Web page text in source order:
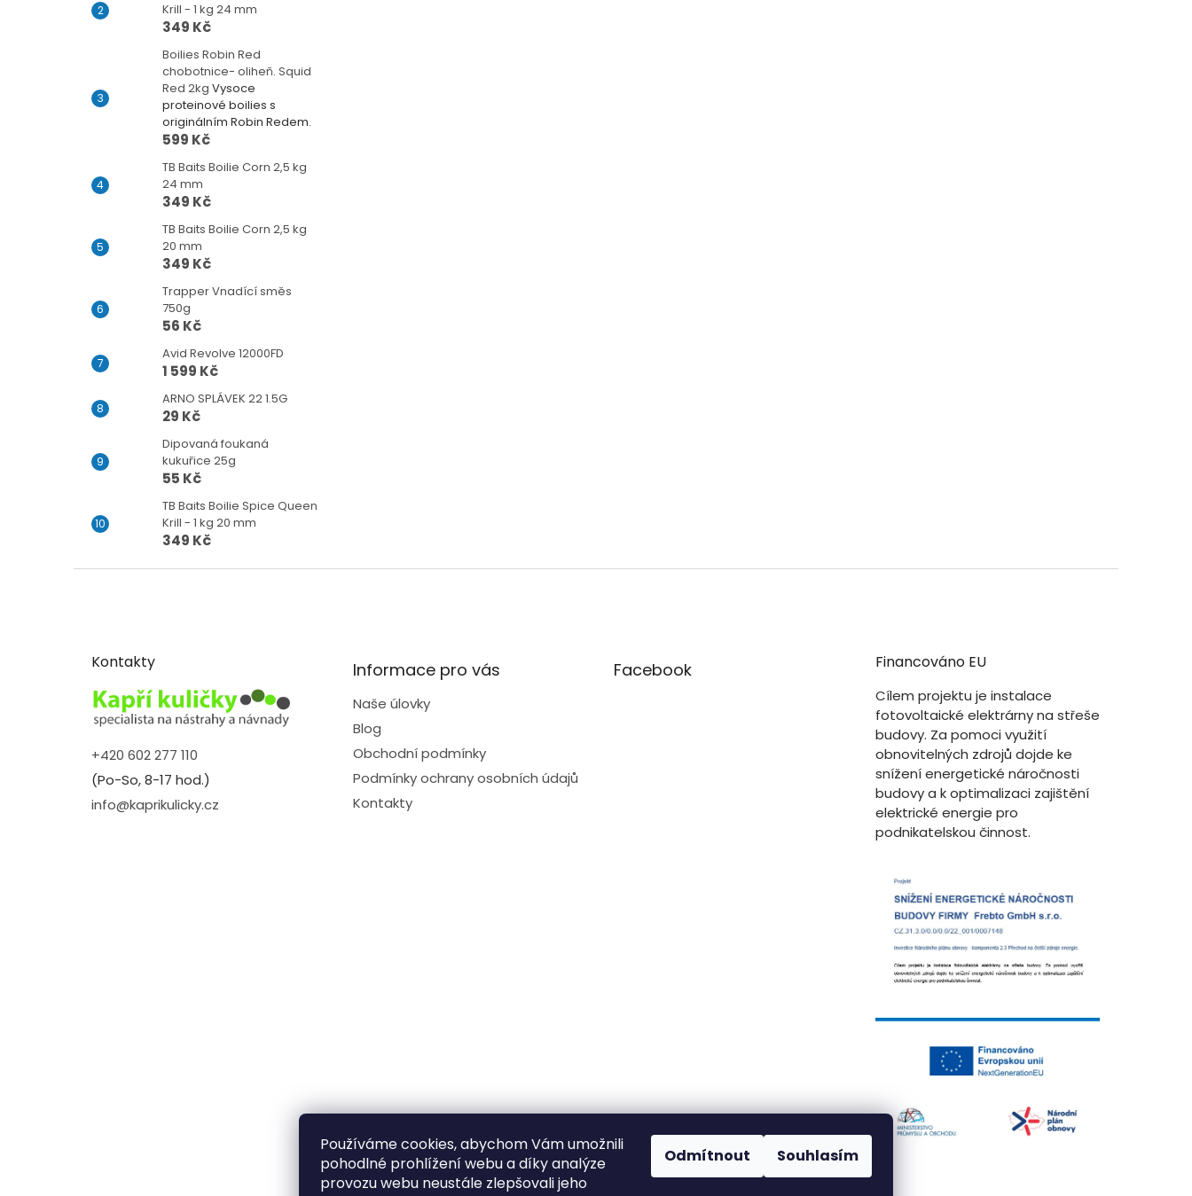
Používáme cookies, abychom Vám umožnili
pohodlné prohlížení webu a díky analýze
provozu webu neustále zlepšovali jeho
Odmítnout Souhlasím
Krill - 1 kg 24 mm
349 Kč
Boilies Robin Red
chobotnice- oliheň. Squid
Red 2kg Vysoce
proteinové boilies s
originálním Robin Redem.
599 Kč
TB Baits Boilie Corn 2,5 kg
24 mm
349 Kč
TB Baits Boilie Corn 2,5 kg
20 mm
349 Kč
Trapper Vnadící směs
750g
56 Kč
Avid Revolve 12000FD
1 599 Kč
ARNO SPLÁVEK 22 1.5G
29 Kč
Dipovaná foukaná
kukuřice 25g
55 Kč
TB Baits Boilie Spice Queen
Krill - 1 kg 20 mm
349 Kč
Kontakty
+420 602 277 110
(Po-So, 8-17 hod.)
info@kaprikulicky.cz
Informace pro vás
Naše úlovky
Blog
Obchodní podmínky
Podmínky ochrany osobních údajů
Kontakty
Facebook Financováno EU
Cílem projektu je instalace
fotovoltaické elektrárny na střeše
budovy. Za pomoci využití
obnovitelných zdrojů dojde ke
snížení energetické náročnosti
budovy a k optimalizaci zajištění
elektrické energie pro
podnikatelskou činnost.